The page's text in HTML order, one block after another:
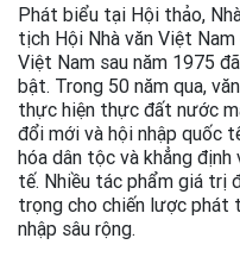
Phát biểu tại Hội thảo,
tịch Hội Nhà văn Việt Nam
Việt Nam sau năm 1975
bật. Trong 50 năm qua,
thực hiện thực đất nước
đổi mới và hội nhập quốc
hóa dân tộc và khẳng
tế. Nhiều tác phẩm giá trị
trọng cho chiến lược phát
nhập sâu rộng.